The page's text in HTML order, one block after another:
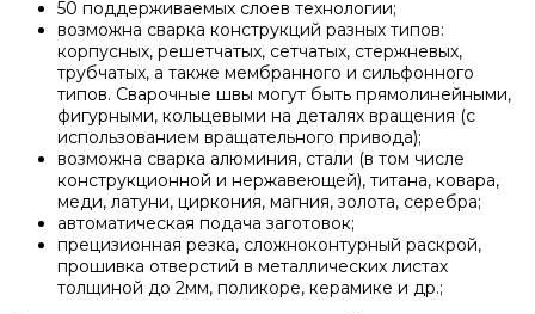
50 поддерживаемых слоев технологии;
возможна сварка конструкций разных типов:
корпусных, решетчатых, сетчатых, стержневых,
трубчатых, а также мембранного и сильфонного
типов. Сварочные швы могут быть прямолинейными,
фигурными, кольцевыми на деталях вращения (c
использованием вращательного привода);
возможна сварка алюминия, стали (в том числе
конструкционной и нержавеющей), титана, ковара,
меди, латуни, циркония, магния, золота, серебра;
автоматическая подача заготовок;
прецизионная резка, сложноконтурный раскрой,
прошивка отверстий в металлических листах
толщиной до 2мм, поликоре, керамике и др.;